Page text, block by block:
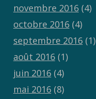
novembre 2016(4)
octobre 2016(4)
septembre 2016(1)
août 2016(1)
juin 2016(4)
mai 2016(8)